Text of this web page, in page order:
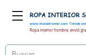
www.elunderwear.com Tienda
ROPA INTERIOR
Ropa interior hombre, envió